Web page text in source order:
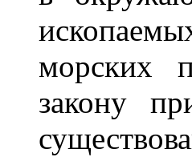
морских
закону